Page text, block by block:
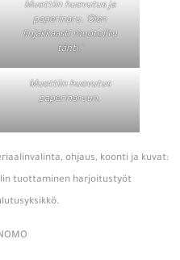
Muottiin huovutus ja
paperinaru. 'Olen
linjakkaasti muotoiltu
tähti.'
Muottiin huovutus
paperinaruun.
ohjaus, koonti ja kuvat:
tuottaminen harjoitustyöt